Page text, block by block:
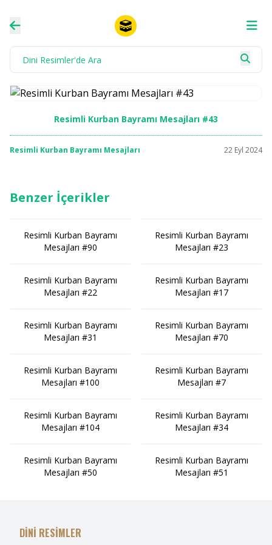
Resimli Kurban Bayramı Mesajları #43
Resimli Kurban Bayramı Mesajları 22 Eyl 2024
Benzer İçerikler
Resimli Kurban Bayramı
Mesajları #90
Resimli Kurban Bayramı
Mesajları #22
Resimli Kurban Bayramı
Mesajları #31
Resimli Kurban Bayramı
Mesajları #100
Resimli Kurban Bayramı
Mesajları #104
Resimli Kurban Bayramı
Mesajları #50
Resimli Kurban Bayramı
Mesajları #23
Resimli Kurban Bayramı
Mesajları #17
Resimli Kurban Bayramı
Mesajları #70
Resimli Kurban Bayramı
Mesajları #7
Resimli Kurban Bayramı
Mesajları #34
Resimli Kurban Bayramı
Mesajları #51
DİNİ RESİMLER